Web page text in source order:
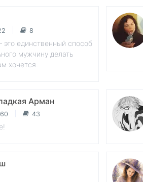
8
это единственный способ
мужчину делать
хочется.
Арман
43